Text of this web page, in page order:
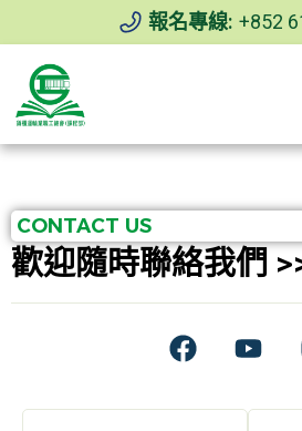
報名專線: +852
CONTACT US
歡迎隨時聯絡我們